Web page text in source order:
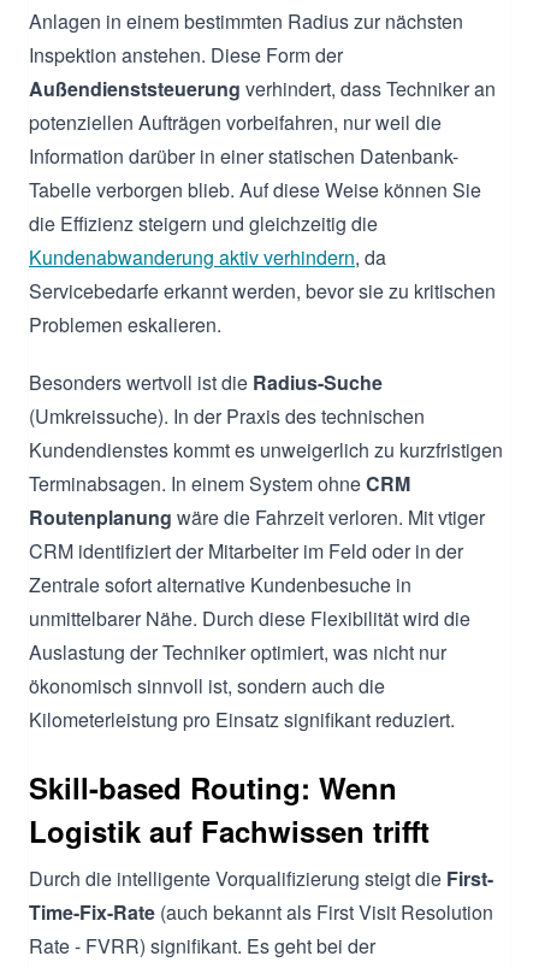
Anlagen in einem bestimmten Radius zur nächsten
Inspektion anstehen. Diese Form der
Außendienststeuerung verhindert, dass Techniker an
potenziellen Aufträgen vorbeifahren, nur weil die
Information darüber in einer statischen Datenbank-
Tabelle verborgen blieb. Auf diese Weise können Sie
die Effizienz steigern und gleichzeitig die
Kundenabwanderung aktiv verhindern, da
Servicebedarfe erkannt werden, bevor sie zu kritischen
Problemen eskalieren.
Besonders wertvoll ist die Radius-Suche
(Umkreissuche). In der Praxis des technischen
Kundendienstes kommt es unweigerlich zu kurzfristigen
Terminabsagen. In einem System ohneCRM
Routenplanung wäre die Fahrzeit verloren. Mit vtiger
CRM identifiziert der Mitarbeiter im Feld oder in der
Zentrale sofort alternative Kundenbesuche in
unmittelbarer Nähe. Durch diese Flexibilität wird die
Auslastung der Techniker optimiert, was nicht nur
ökonomisch sinnvoll ist, sondern auch die
Kilometerleistung pro Einsatz signifikant reduziert.
Skill-based Routing: Wenn
Logistik auf Fachwissen trifft
Durch die intelligente Vorqualifizierung steigt die First-
Time-Fix-Rate (auch bekannt als First Visit Resolution
Rate - FVRR) signifikant. Es geht bei der